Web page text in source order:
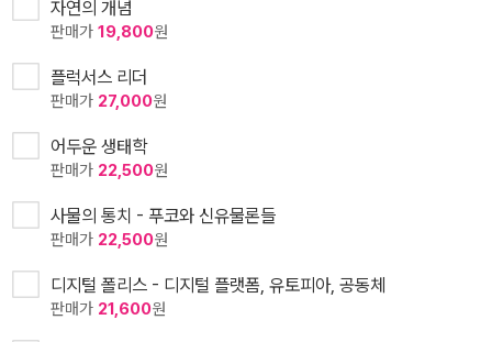
자연의 개념
판매가 19,800원
플럭서스 리더
판매가 27,000원
어두운 생태학
판매가 22,500원
사물의 통치 - 푸코와 신유물론들
판매가 22,500원
디지털 폴리스 - 디지털 플랫폼, 유토피아, 공동체
판매가 21,600원